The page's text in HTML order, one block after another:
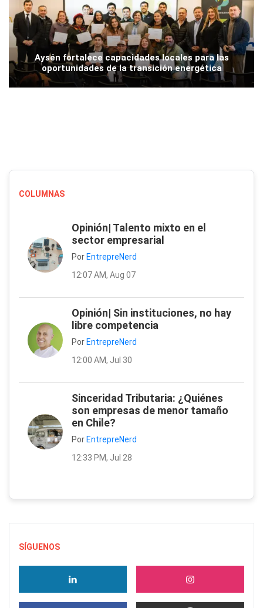
Aysén fortalece capacidades locales para las
oportunidades de la transición energética
COLUMNAS
Opinión| Talento mixto en el
sector empresarial
Por EntrepreNerd
12:07 AM, Aug 07
Opinión| Sin instituciones, no hay
libre competencia
Por EntrepreNerd
12:00 AM, Jul 30
Sinceridad Tributaria: ¿Quiénes
son empresas de menor tamaño
en Chile?
Por EntrepreNerd
12:33 PM, Jul 28
SÍGUENOS